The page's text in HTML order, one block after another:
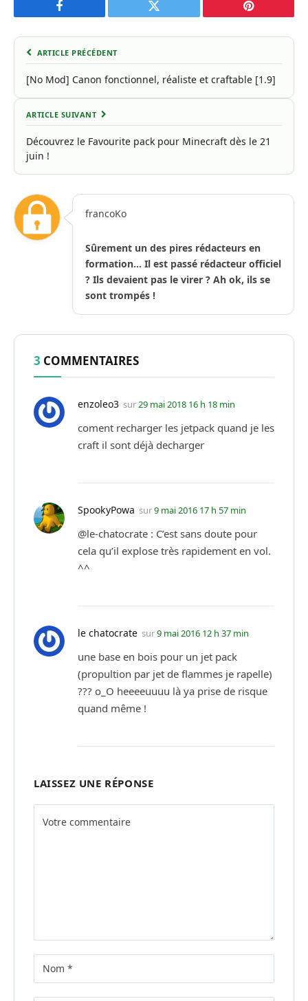
Facebook Twitter Pinterest
ARTICLE PRÉCÉDENT
[No Mod] Canon fonctionnel, réaliste et craftable [1.9]
ARTICLE SUIVANT
Découvrez le Favourite pack pour Minecraft dès le 21
juin !
francoKo
Sûrement un des pires rédacteurs en
formation... Il est passé rédacteur officiel
? Ils devaient pas le virer ? Ah ok, ils se
sont trompés !
3 COMMENTAIRES
enzoleo3 sur 29 mai 2018 16 h 18 min
coment recharger les jetpack quand je les
craft il sont déjà decharger
SpookyPowa sur9 mai 2016 17 h 57 min
@le-chatocrate : C’est sans doute pour
cela qu’il explose très rapidement en vol.
^^
le chatocrate sur9 mai 2016 12 h 37 min
une base en bois pour un jet pack
(propultion par jet de flammes je rapelle)
??? o_O heeeeuuuu là ya prise de risque
quand même !
LAISSEZ UNE RÉPONSE